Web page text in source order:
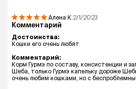
Алена К. 2/1/2023
Комментарий
Достоинства:
Кошки его очень любят
Комментарий:
Корм Гурмэ по составу, консистенции и
Шеба, только Гурмэ капельку дороже
очень любим кошками, но с